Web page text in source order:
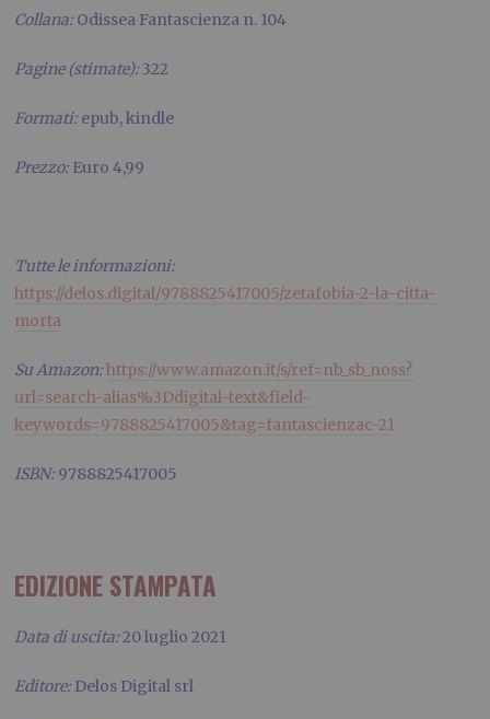
Collana: Odissea Fantascienza n. 104
Pagine (stimate): 322
Formati: epub, kindle
Prezzo: Euro 4,99
Tutte le informazioni:
https://delos.digital/9788825417005/zetafobia-2-la-citta-
morta
Su Amazon:https://www.amazon.it/s/ref=nb_sb_noss?
url=search-alias%3Ddigital-text&field-
keywords=9788825417005&tag=fantascienzac-21
ISBN: 9788825417005
EDIZIONE STAMPATA
Data di uscita:20 luglio 2021
Editore: Delos Digital srl